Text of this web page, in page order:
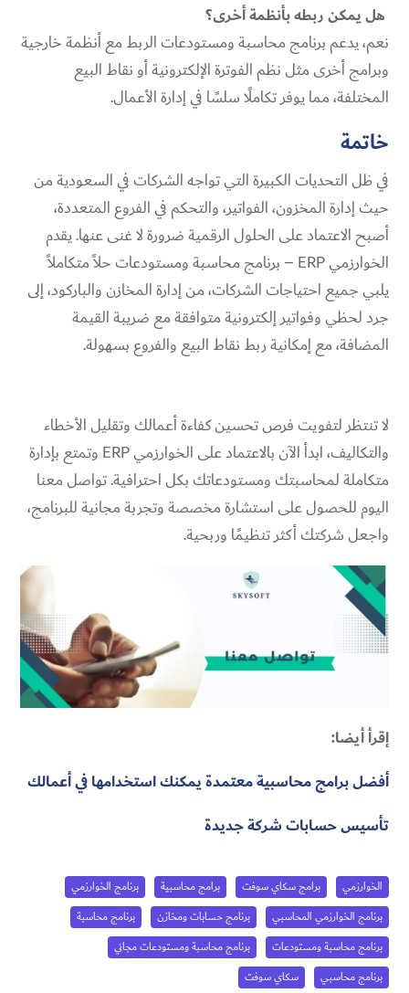
هل يمكن ربطه بأنظمة أخرى؟
نعم، يدعم برنامج محاسبة ومستودعات الربط مع أنظمة خارجية
وبرامج أخرى مثل نظم الفوترة الإلكترونية أو نقاط البيع
المختلفة، مما يوفر تكاملًا سلسًا في إدارة الأعمال.
خاتمة
في ظل التحديات الكبيرة التي تواجه الشركات في السعودية من
حيث إدارة المخزون، الفواتير، والتحكم في الفروع المتعددة،
أصبح الاعتماد على الحلول الرقمية ضرورة لا غنى عنها. يقدم
الخوارزمي ERP – برنامج محاسبة ومستودعات حلاً متكاملاً
يلبي جميع احتياجات الشركات، من إدارة المخازن والباركود، إلى
جرد لحظي وفواتير إلكترونية متوافقة مع ضريبة القيمة
المضافة، مع إمكانية ربط نقاط البيع والفروع بسهولة.
لا تنتظر لتفويت فرص تحسين كفاءة أعمالك وتقليل الأخطاء
والتكاليف، ابدأ الآن بالاعتماد على الخوارزمي ERP وتمتع بإدارة
متكاملة لمحاسبتك ومستودعاتك بكل احترافية. تواصل معنا
اليوم للحصول على استشارة مخصصة وتجربة مجانية للبرنامج،
واجعل شركتك أكثر تنظيمًا وربحية.
إقرأ أيضا:
أفضل برامج محاسبية معتمدة يمكنك استخدامها في أعمالك
تأسيس حسابات شركة جديدة
الخوارزمي برامج سكاي سوفت برامج محاسبية
برنامج الخوارزمي
برنامج الخوارزمي المحاسبي
برنامج حسابات ومخازن
برنامج محاسبة
برنامج محاسبة ومستودعات
برنامج محاسبة ومستودعات مجاني
برنامج محاسبي
سكاي سوفت